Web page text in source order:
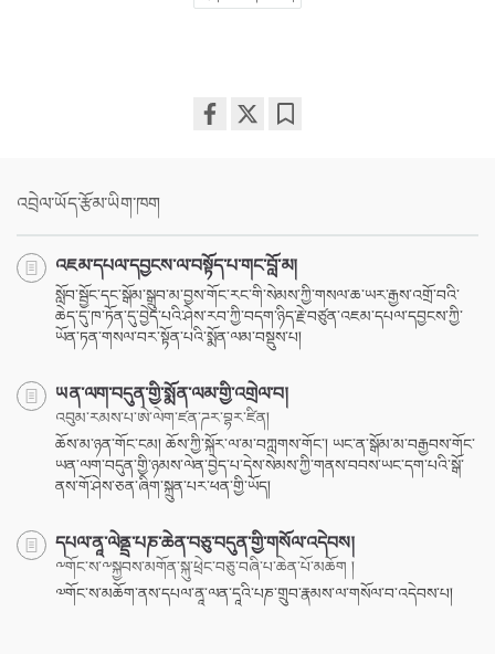
འབྲེལ་ཡོད་རྩོམ་ཡིག་ཁག
འཇམ་དཔལ་དབྱངས་ལ་བསྟོད་པ་གང་བློ་མ།
སློབ་སྦྱོང་དང་སྒོམ་སྒྲུབ་མ་བྱས་གོང་རང་གི་སེམས་ཀྱི་གསལ་ཆ་ཡར་རྒྱས་འགྲོ་བའི་
ཆེད་དུ་ཁ་ཏོན་དུ་བྱེད་པའི་ཤེས་རབ་ཀྱི་བདག་ཉིད་རྗེ་བཙུན་འཇམ་དཔལ་དབྱངས་ཀྱི་
ཡོན་ཏན་གསལ་བར་སྟོན་པའི་སྨོན་ལམ་བསྡུས་པ།
ཡན་ལག་བདུན་གྱི་སྨོན་ལམ་གྱི་འགྲེལ་བ།
འབུམ་རམས་པ་ཨེ་ལེག་ཛན་ཌར་བྷར་ཛིན།
ཆོས་མ་ཉན་གོང་ངམ། ཆོས་ཀྱི་སྐོར་ལ་མ་བཀླགས་གོང་། ཡང་ན་སྒོམ་མ་བརྒྱབས་གོང་
ཡན་ལག་བདུན་གྱི་ཉམས་ལེན་བྱེད་པ་དེས་སེམས་ཀྱི་གནས་བབས་ཡང་དག་པའི་སྒོ་
ནས་གོ་ཤེས་ཅན་ཞིག་སྐྲུན་པར་ཕན་གྱི་ཡོད།
དཔལ་ནཱ་ལེནྡྲ་པཎ་ཆེན་བཅུ་བདུན་གྱི་གསོལ་འདེབས།
༸གོང་ས་༸སྐྱབས་མགོན་སྐུ་ཕྲེང་བཅུ་བཞི་པ་ཆེན་པོ་མཆོག །
༧གོང་ས་མཆོག་ནས་དཔལ་ནཱ་ལན་དཱའི་པཎ་གྲུབ་རྣམས་ལ་གསོལ་བ་འདེབས་པ།